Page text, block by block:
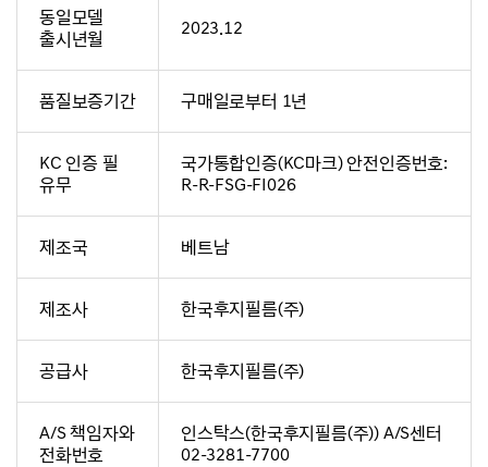
동일모델
출시년월
2023.12
품질보증기간 구매일로부터 1년
KC 인증 필
유무
국가통합인증(KC마크) 안전인증번호:
R-R-FSG-FI026
제조국 베트남
제조사 한국후지필름(주)
공급사 한국후지필름(주)
A/S 책임자와
전화번호
인스탁스(한국후지필름(주)) A/S센터
02-3281-7700